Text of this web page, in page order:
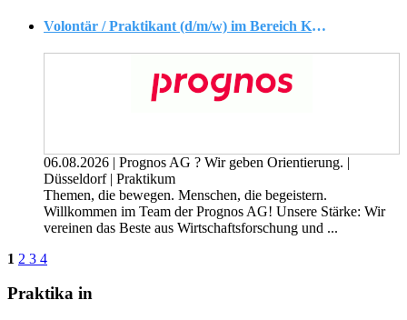
Volontär / Praktikant (d/m/w) im Bereich Kreislaufwirtschaft und Circular Economy
06.08.2026 | Prognos AG ? Wir geben Orientierung. |
Düsseldorf | Praktikum
Themen, die bewegen. Menschen, die begeistern.
Willkommen im Team der Prognos AG! Unsere Stärke: Wir
vereinen das Beste aus Wirtschaftsforschung und ...
1 2 3 4
Praktika in